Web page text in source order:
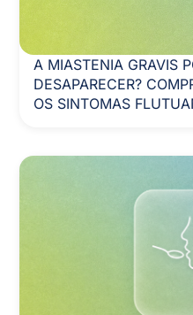
A MIASTENIA GRAVIS
DESAPARECER?
OS SINTOMAS